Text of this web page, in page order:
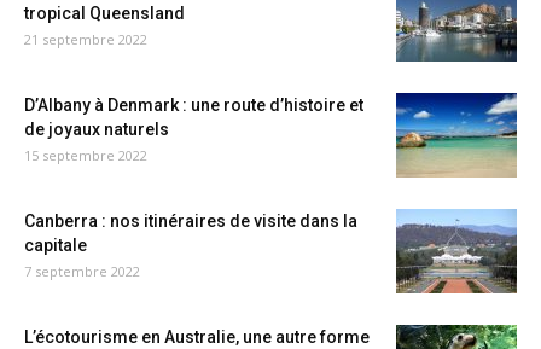
tropical Queensland
21 septembre 2022
D’Albany à Denmark : une route d’histoire et
de joyaux naturels
15 septembre 2022
Canberra : nos itinéraires de visite dans la
capitale
7 septembre 2022
L’écotourisme en Australie, une autre forme